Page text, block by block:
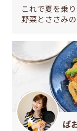
これで夏を乗
野菜とささみ
ぱ